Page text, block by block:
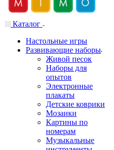
Каталог
Настольные игры
Развивающие наборы
Живой песок
Наборы для
опытов
Электронные
плакаты
Детские коврики
Мозаики
Картины по
номерам
Музыкальные